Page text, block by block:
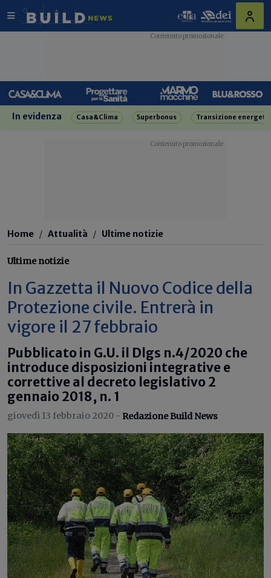
In evidenza Casa&Clima Superbonus Transizione
Home Attualità Ultime notizie
Ultime notizie
In Gazzetta il Nuovo Codice della
Protezione civile. Entrerà in
vigore il 27 febbraio
Pubblicato in G.U. il Dlgs n.4/2020 che
introduce disposizioni integrative e
correttive al decreto legislativo 2
gennaio 2018, n. 1
giovedì 13 febbraio 2020 - Redazione Build News